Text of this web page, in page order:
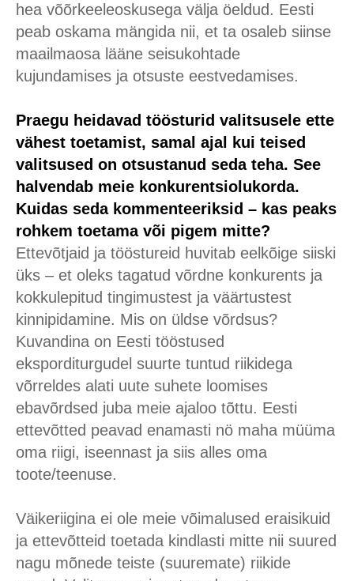
hea võõrkeeleoskusega välja öeldud. Eesti
peab oskama mängida nii, et ta osaleb siinse
maailmaosa lääne seisukohtade
kujundamises ja otsuste eestvedamises.
Praegu heidavad töösturid valitsusele ette
vähest toetamist, samal ajal kui teised
valitsused on otsustanud seda teha. See
halvendab meie konkurentsiolukorda.
Kuidas seda kommenteeriksid – kas peaks
rohkem toetama või pigem mitte?
Ettevõtjaid ja tööstureid huvitab eelkõige siiski
üks – et oleks tagatud võrdne konkurents ja
kokkulepitud tingimustest ja väärtustest
kinnipidamine. Mis on üldse võrdsus?
Kuvandina on Eesti tööstused
eksporditurgudel suurte tuntud riikidega
võrreldes alati uute suhete loomises
ebavõrdsed juba meie ajaloo tõttu. Eesti
ettevõtted peavad enamasti nö maha müüma
oma riigi, iseennast ja siis alles oma
toote/teenuse.
Väikeriigina ei ole meie võimalused eraisikuid
ja ettevõtteid toetada kindlasti mitte nii suured
nagu mõnede teiste (suuremate) riikide